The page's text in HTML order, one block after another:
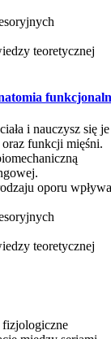
teoretycznej
i nauczysz się je
funkcji mięśni.
oporu
teoretycznej
fizjologiczne